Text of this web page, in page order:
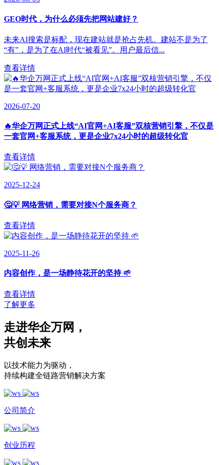
GEO时代，为什么必须先把网站建好？
未来AI搜索是标配，现在建站就是抢占先机。建站不是为了
“有”，是为了在AI时代“被看见”。用户最后信...
查看详情
2026-07-20
🔥华企万网正式上线“AI官网+AI客服”双核营销引擎，不仅是
一套官网+客服系统，更是企业7x24小时的超级转化官
查看详情
2025-12-24
🤔💡 网络营销，需要对接N个服务商？
查看详情
2025-11-26
内容创作，是一场静待花开的坚持 🌱
查看详情
了解更多
走进华企万网 ，
共创未来
以技术能力为驱动 ，
持续构建全链路营销解决方案
公司简介
创业历程